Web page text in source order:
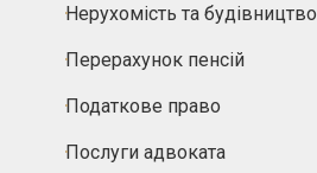
Нерухомість та будівництво
Перерахунок пенсій
Податкове право
Послуги адвоката